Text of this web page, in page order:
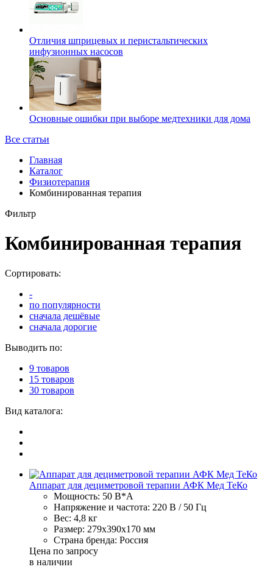
Отличия шприцевых и перистальтических
инфузионных насосов
Основные ошибки при выборе медтехники для дома
Все статьи
Главная
Каталог
Физиотерапия
Комбинированная терапия
Фильтр
Комбинированная терапия
Сортировать:
-
по популярности
сначала дешёвые
сначала дорогие
Выводить по:
9 товаров
15 товаров
30 товаров
Вид каталога:
Аппарат для дециметровой терапии АФК Мед ТеКо
Мощность: 50 В*А
Напряжение и частота: 220 В / 50 Гц
Вес: 4,8 кг
Размер: 279х390х170 мм
Страна бренда: Россия
Цена по запросу
в наличии